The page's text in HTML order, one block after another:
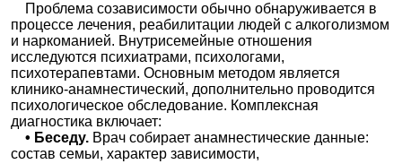
Проблема созависимости обычно обнаруживается в
процессе лечения, реабилитации людей с алкоголизмом
и наркоманией. Внутрисемейные отношения
исследуются психиатрами, психологами,
психотерапевтами. Основным методом является
клинико-анамнестический, дополнительно проводится
психологическое обследование. Комплексная
диагностика включает:
• Беседу. Врач собирает анамнестические данные:
состав семьи, характер зависимости,